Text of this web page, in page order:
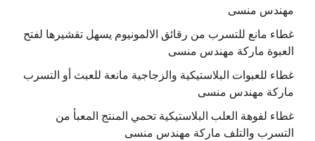
مهندس منسى
غطاء مانع للتسرب من رقائق الالمونيوم يسهل تقشيرها لفتح
العبوة ماركة مهندس منسى
غطاء للعبوات البلاستيكية والزجاجية مانعة للعبث أو التسرب
ماركة مهندس منسى
غطاء لفوهة العلب البلاستيكية تحمي المنتج المعبأ من
التسرب والتلف ماركة مهندس منسى